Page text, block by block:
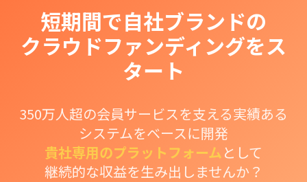
短期間で自社ブランドの
クラウドファンディングをス
タート
350万人超の会員サービスを支える実績ある
システムをベースに開発
貴社専用のプラットフォームとして
継続的な収益を生み出しませんか？